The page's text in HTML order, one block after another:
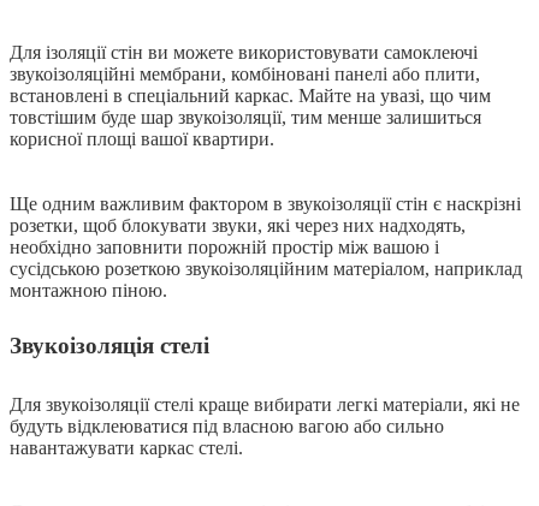
Для ізоляції стін ви можете використовувати самоклеючі
звукоізоляційні мембрани, комбіновані панелі або плити,
встановлені в спеціальний каркас. Майте на увазі, що чим
товстішим буде шар звукоізоляції, тим менше залишиться
корисної площі вашої квартири.
Ще одним важливим фактором в звукоізоляції стін є наскрізні
розетки, щоб блокувати звуки, які через них надходять,
необхідно заповнити порожній простір між вашою і
сусідською розеткою звукоізоляційним матеріалом, наприклад
монтажною піною.
Звукоізоляція стелі
Для звукоізоляції стелі краще вибирати легкі матеріали, які не
будуть відклеюватися під власною вагою або сильно
навантажувати каркас стелі.